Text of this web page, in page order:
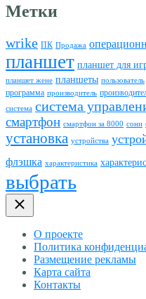
Метки
wrike ПК Продажа
планшет планшет для
планшет жене планшеты пользователь
программа производитель
система система
смартфон смартфон за 8000 сони
установка устройства
флэшка характеристика
выбрать
О проекте
Политика
Размещение рекламы
Карта сайта
Контакты